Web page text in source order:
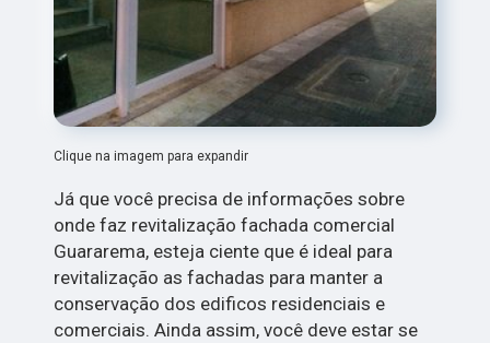
Clique na imagem para expandir
Já que você precisa de informações sobre
onde faz revitalização fachada comercial
Guararema, esteja ciente que é ideal para
revitalização as fachadas para manter a
conservação dos edificos residenciais e
comerciais. Ainda assim, você deve estar se